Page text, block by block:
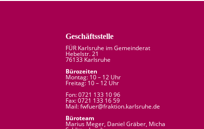
Geschäftsstelle
FÜR Karlsruhe im Gemeinderat
Hebelstr. 21
76133 Karlsruhe
Bürozeiten
Montag: 10 – 12 Uhr
Freitag: 10 – 12 Uhr
Fon: 0721 133 10 96
Fax: 0721 133 16 59
Mail: fwfuer@fraktion.karlsruhe.de
Büroteam
Marius Meger, Daniel Gräber, Micha